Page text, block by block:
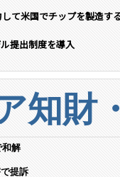
て米国でチップを製造す
提出制度を導入
知財
和解
で提訴